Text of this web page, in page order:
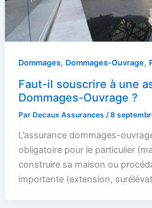
Dommages, Dommages-Ouvrage,
Faut-il souscrire à une
Dommages-Ouvrage ?
Par Decaux Assurances /8
L’assurance dommages-
obligatoire pour le particulier
construire sa maison ou
importante (extension,